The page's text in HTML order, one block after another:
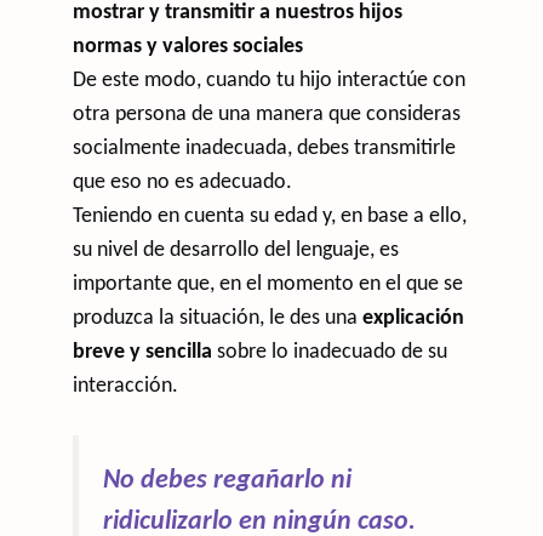
mostrar y transmitir a nuestros hijos
normas y valores sociales
De este modo, cuando tu hijo interactúe con
otra persona de una manera que consideras
socialmente inadecuada, debes transmitirle
que eso no es adecuado.
Teniendo en cuenta su edad y, en base a ello,
su nivel de desarrollo del lenguaje, es
importante que, en el momento en el que se
produzca la situación, le des una explicación
breve y sencilla sobre lo inadecuado de su
interacción.
No debes regañarlo ni
ridiculizarlo en ningún caso.